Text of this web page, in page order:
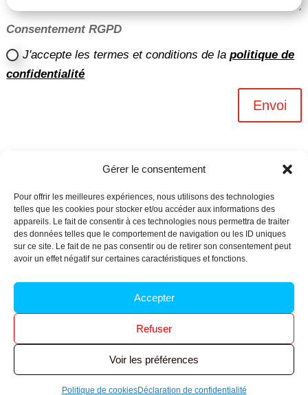
Gérer le consentement
Pour offrir les meilleures expériences, nous utilisons des technologies
telles que les cookies pour stocker et/ou accéder aux informations des
appareils. Le fait de consentir à ces technologies nous permettra de traiter
des données telles que le comportement de navigation ou les ID uniques
sur ce site. Le fait de ne pas consentir ou de retirer son consentement peut
avoir un effet négatif sur certaines caractéristiques et fonctions.
Accepter
Refuser
Voir les préférences
Politique de cookiesDéclaration de confidentialité
Consentement RGPD
J'accepte les termes et conditions de lapolitique de
confidentialité
Envoi
Archives n-6
Politique de confidentialité–
© 2026 FNIC CGT – Tous droits réservés.